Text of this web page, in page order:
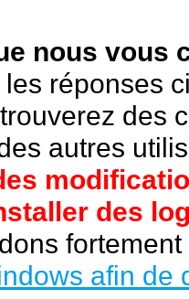
nous vous
les réponses
des
autres
des
afin de